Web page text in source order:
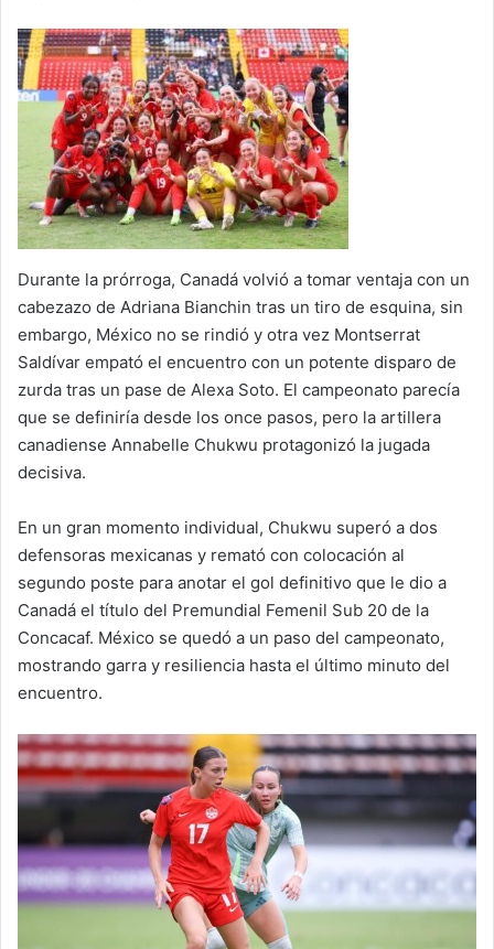
Durante la prórroga, Canadá volvió a tomar ventaja con un
cabezazo de Adriana Bianchin tras un tiro de esquina, sin
embargo, México no se rindió y otra vez Montserrat
Saldívar empató el encuentro con un potente disparo de
zurda tras un pase de Alexa Soto. El campeonato parecía
que se definiría desde los once pasos, pero la artillera
canadiense Annabelle Chukwu protagonizó la jugada
decisiva.
En un gran momento individual, Chukwu superó a dos
defensoras mexicanas y remató con colocación al
segundo poste para anotar el gol definitivo que le dio a
Canadá el título del Premundial Femenil Sub 20 de la
Concacaf. México se quedó a un paso del campeonato,
mostrando garra y resiliencia hasta el último minuto del
encuentro.